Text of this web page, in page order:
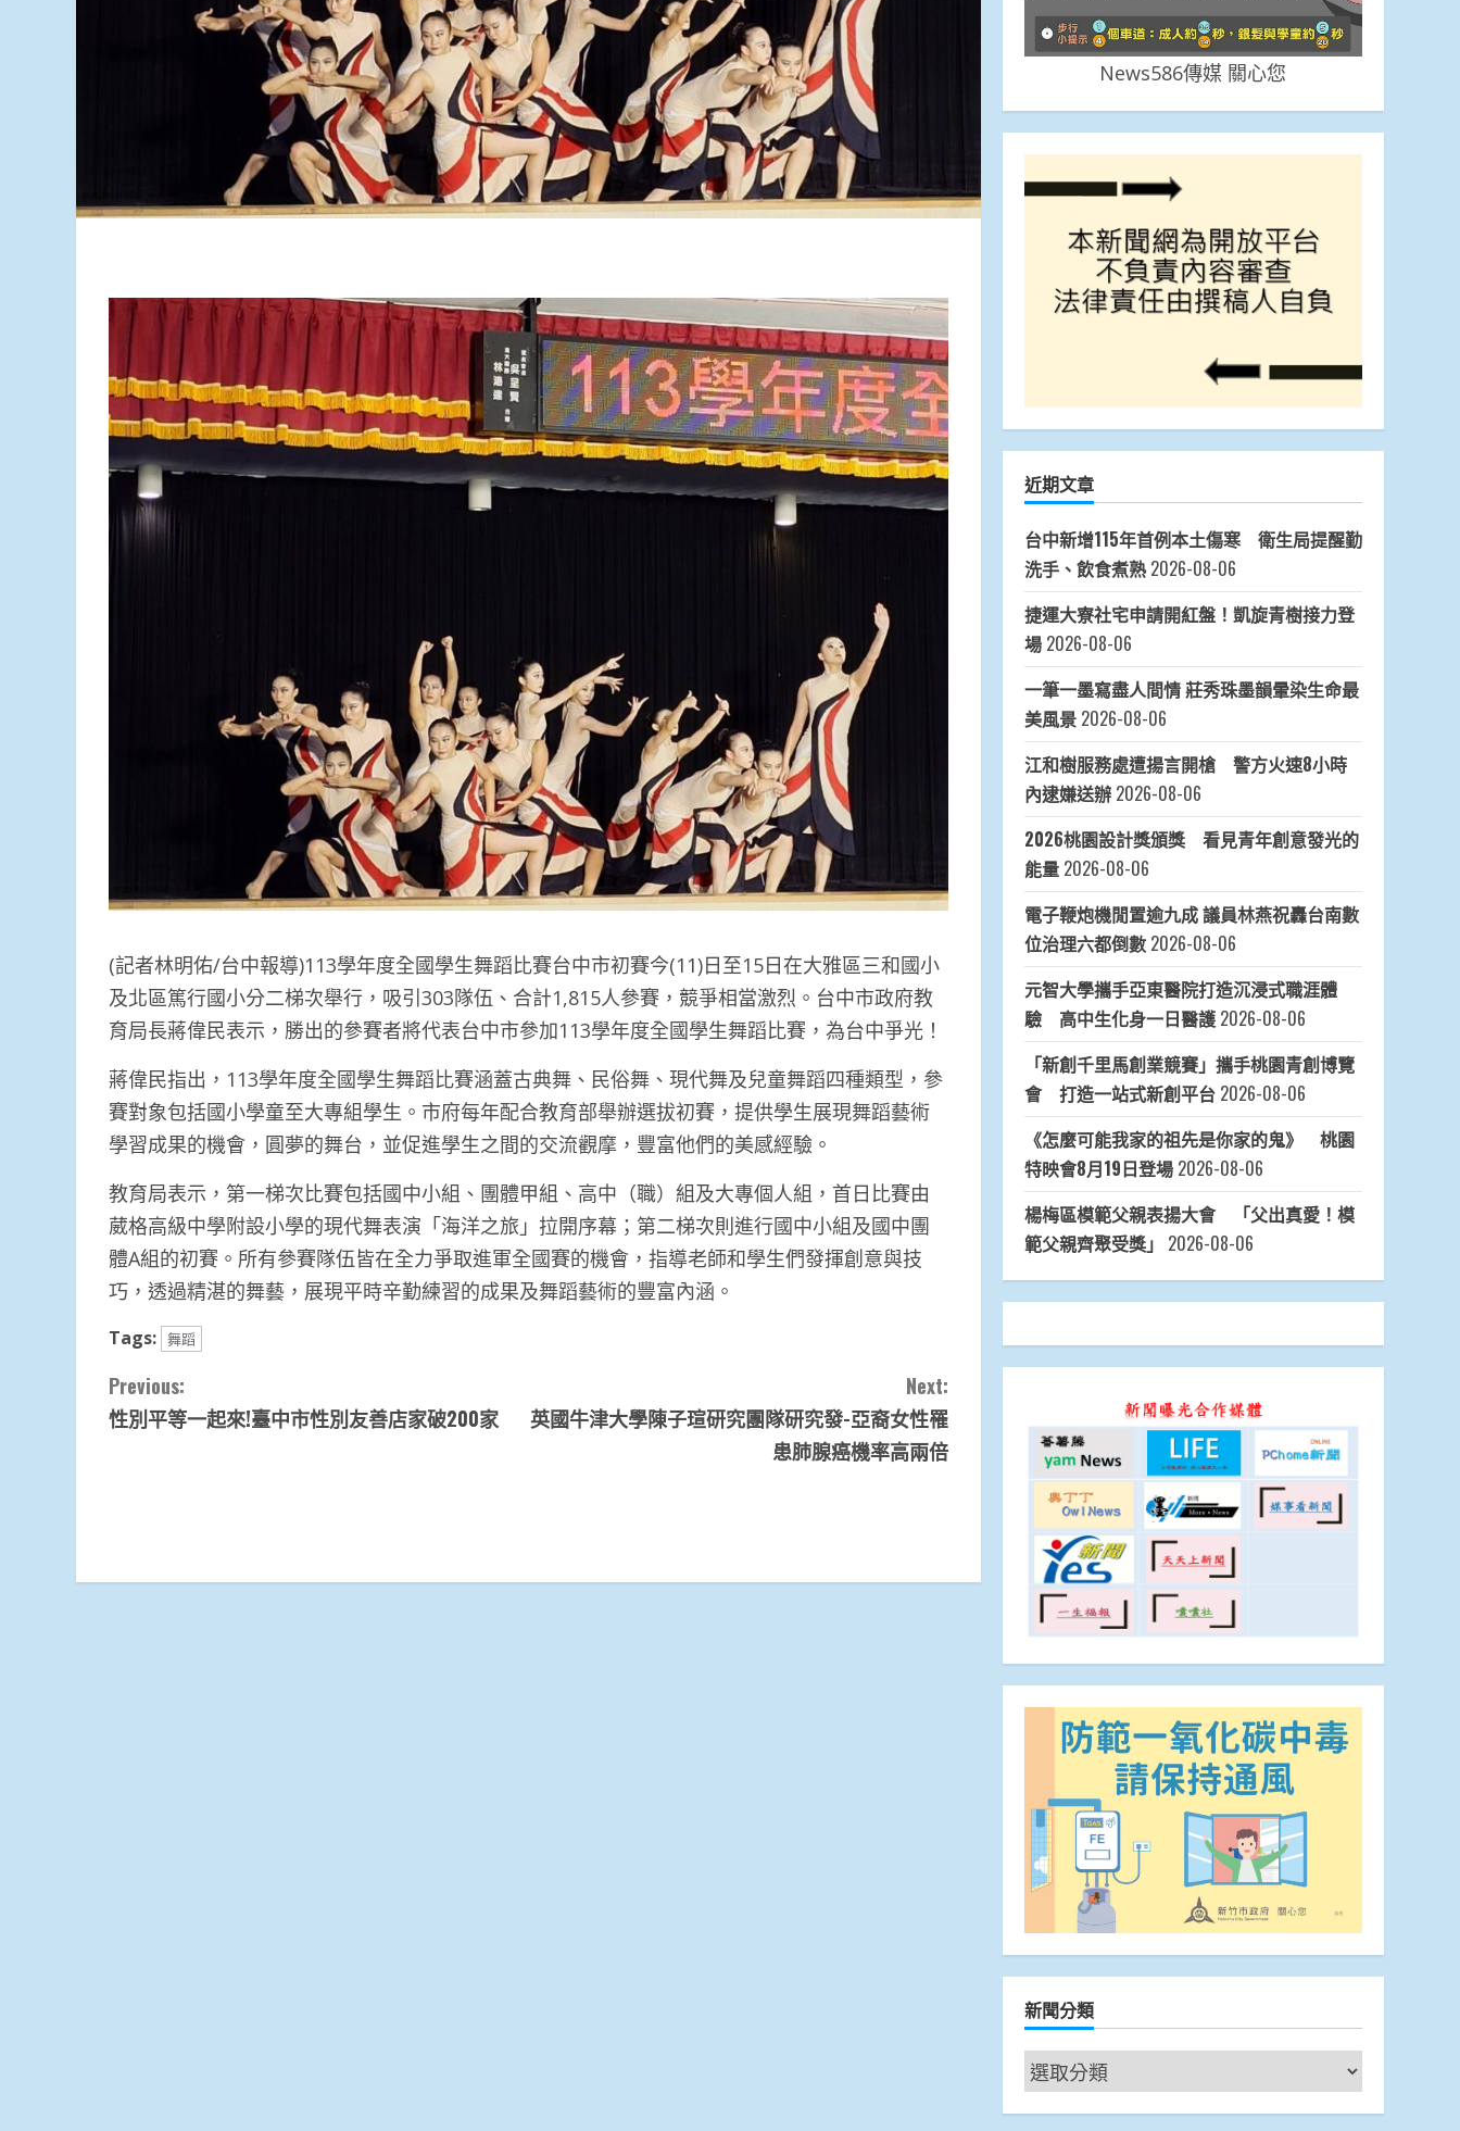
(記者林明佑/台中報導)113學年度全國學生舞蹈比賽台中市初賽今(11)日至15日在大雅區三和國小
及北區篤行國小分二梯次舉行，吸引303隊伍、合計1,815人參賽，競爭相當激烈。台中市政府教
育局長蔣偉民表示，勝出的參賽者將代表台中市參加113學年度全國學生舞蹈比賽，為台中爭光！
蔣偉民指出，113學年度全國學生舞蹈比賽涵蓋古典舞、民俗舞、現代舞及兒童舞蹈四種類型，參
賽對象包括國小學童至大專組學生。市府每年配合教育部舉辦選拔初賽，提供學生展現舞蹈藝術
學習成果的機會，圓夢的舞台，並促進學生之間的交流觀摩，豐富他們的美感經驗。
教育局表示，第一梯次比賽包括國中小組、團體甲組、高中（職）組及大專個人組，首日比賽由
葳格高級中學附設小學的現代舞表演「海洋之旅」拉開序幕；第二梯次則進行國中小組及國中團
體A組的初賽。所有參賽隊伍皆在全力爭取進軍全國賽的機會，指導老師和學生們發揮創意與技
巧，透過精湛的舞藝，展現平時辛勤練習的成果及舞蹈藝術的豐富內涵。
Tags: 舞蹈
Continue
Reading
Previous:
性別平等一起來!臺中市性別友善店家破200家
Next:
英國牛津大學陳子瑄研究團隊研究發-亞裔女性罹
患肺腺癌機率高兩倍
News586傳媒 關心您
近期文章
台中新增115年首例本土傷寒 衛生局提醒勤
洗手、飲食煮熟 2026-08-06
捷運大寮社宅申請開紅盤！凱旋青樹接力登
場 2026-08-06
一筆一墨寫盡人間情 莊秀珠墨韻暈染生命最
美風景 2026-08-06
江和樹服務處遭揚言開槍 警方火速8小時
內逮嫌送辦 2026-08-06
2026桃園設計獎頒獎 看見青年創意發光的
能量 2026-08-06
電子鞭炮機閒置逾九成 議員林燕祝轟台南數
位治理六都倒數 2026-08-06
元智大學攜手亞東醫院打造沉浸式職涯體
驗 高中生化身一日醫護 2026-08-06
「新創千里馬創業競賽」攜手桃園青創博覽
會 打造一站式新創平台 2026-08-06
《怎麼可能我家的祖先是你家的鬼》 桃園
特映會8月19日登場 2026-08-06
楊梅區模範父親表揚大會 「父出真愛！模
範父親齊聚受獎」 2026-08-06
新聞分類
新
聞